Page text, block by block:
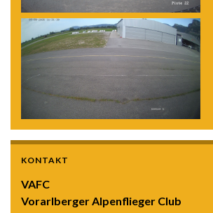
KONTAKT
VAFC
Vorarlberger Alpenflieger Club